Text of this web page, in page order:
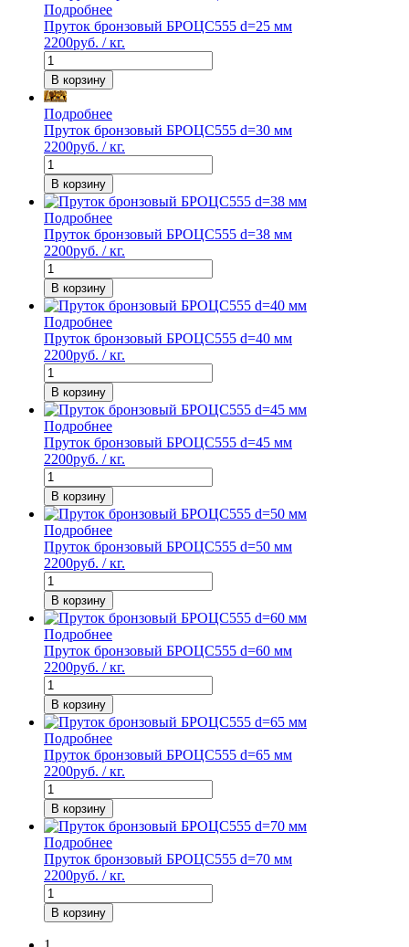
Подробнее
Пруток бронзовый БРОЦС555 d=25 мм
2200руб. / кг.
В корзину
Подробнее
Пруток бронзовый БРОЦС555 d=30 мм
2200руб. / кг.
В корзину
Подробнее
Пруток бронзовый БРОЦС555 d=38 мм
2200руб. / кг.
В корзину
Подробнее
Пруток бронзовый БРОЦС555 d=40 мм
2200руб. / кг.
В корзину
Подробнее
Пруток бронзовый БРОЦС555 d=45 мм
2200руб. / кг.
В корзину
Подробнее
Пруток бронзовый БРОЦС555 d=50 мм
2200руб. / кг.
В корзину
Подробнее
Пруток бронзовый БРОЦС555 d=60 мм
2200руб. / кг.
В корзину
Подробнее
Пруток бронзовый БРОЦС555 d=65 мм
2200руб. / кг.
В корзину
Подробнее
Пруток бронзовый БРОЦС555 d=70 мм
2200руб. / кг.
В корзину